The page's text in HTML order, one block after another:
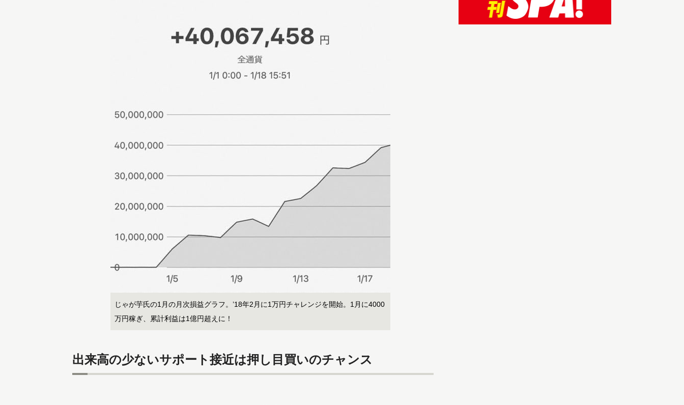
じゃが芋氏の1月の月次損益グラフ。’18年2月に1万円チャレンジを開始。1月に4000
万円稼ぎ、累計利益は1億円超えに！
出来高の少ないサポート接近は押し目買いのチャンス